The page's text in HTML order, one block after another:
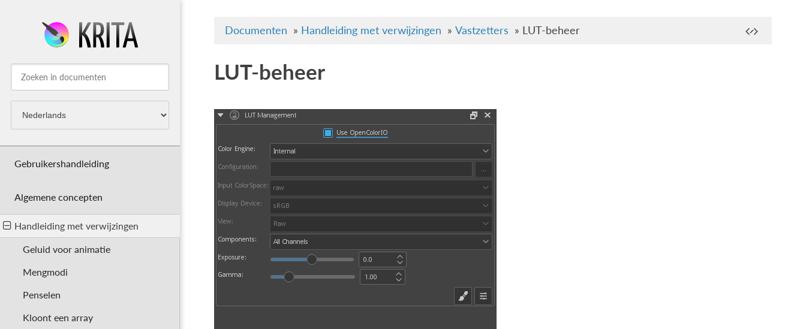
Gebruikershandleiding
Algemene concepten
Handleiding met verwijzingen
Geluid voor animatie
Mengmodi
Penselen
Kloont een array
Documenten » Handleiding met verwijzingen » Vastzetters » LUT-beheer
LUT-beheer